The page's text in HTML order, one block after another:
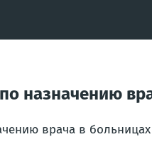
назначению